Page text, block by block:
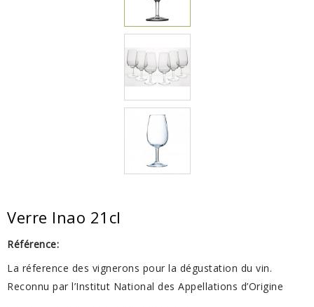
Verre Inao 21cl
Référence:
La réference des vignerons pour la dégustation du vin.
Reconnu par l’Institut National des Appellations d’Origine